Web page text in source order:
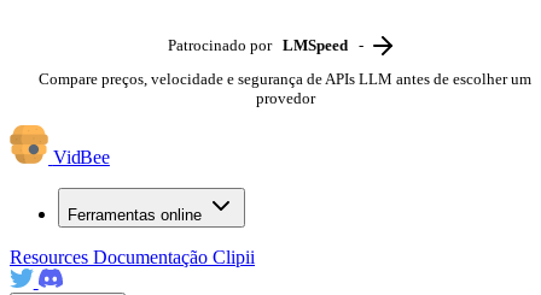
Patrocinado por LMSpeed -
Compare preços, velocidade e segurança de APIs LLM antes de escolher um
provedor
VidBee
Ferramentas online
Resources Documentação Clipii